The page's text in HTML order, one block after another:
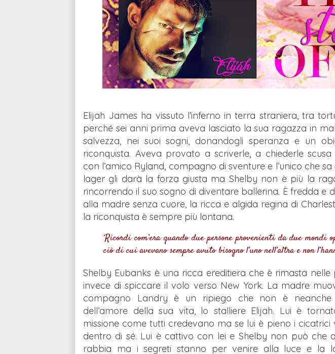
Elijah James ha vissuto l’inferno in terra straniera, tra
perché sei anni prima aveva lasciato la sua ragazza in
salvezza, nei suoi sogni, donandogli speranza e un
riconquista. Aveva provato a scriverle, a chiederle
con l’amico Ryland, compagno di sventure e l’unico che
lager gli darà la forza giusta ma Shelby non è più la
rincorrendo il suo sogno di diventare ballerina. È fredda e
alla madre senza cuore, la ricca e algida regina di
la riconquista è sempre più lontana.
‘Ricordi com’era quando due persone provenienti da due mondi
ciò di cui avevano sempre avuto bisogno l’uno nell’altra e non
Shelby Eubanks è una ricca ereditiera che è rimasta
invece di spiccare il volo verso New York. La madre
compagno Landry è un ripiego che non è neanche
dell’amore della sua vita, lo stalliere Elijah. Lui è
missione come tutti credevano ma se lui è pieno i cicatrici
dentro di sé. Lui è cattivo con lei e Shelby non può che
rabbia ma i segreti stanno per venire alla luce e la